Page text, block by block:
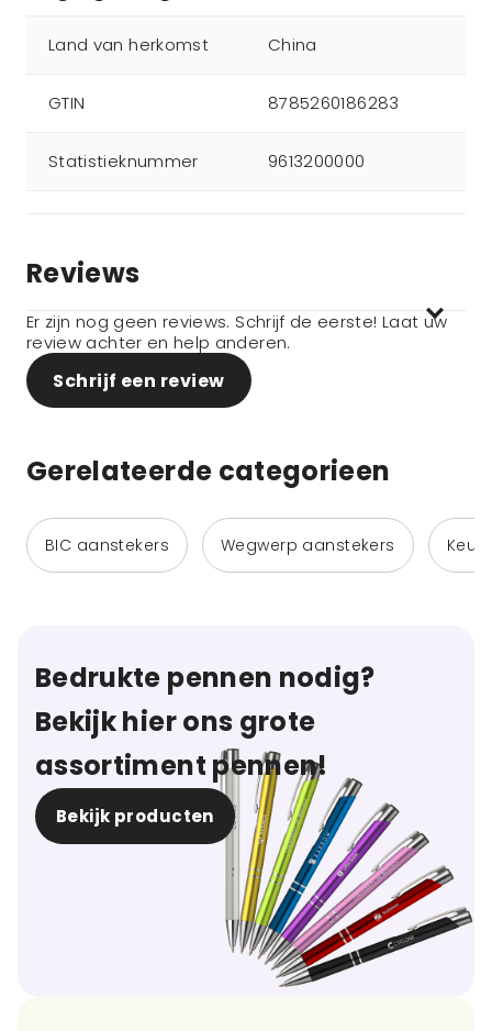
Land van herkomst China
GTIN 8785260186283
Statistieknummer 9613200000
Reviews
Er zijn nog geen reviews. Schrijf de eerste! Laat uw
review achter en help anderen.
Schrijf een review
Gerelateerde categorieen
BIC aanstekers Wegwerp aanstekers
Bedrukte pennen nodig?
Bekijk hier ons grote
assortiment pennen!
Bekijk producten